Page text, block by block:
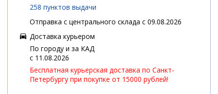
258 пунктов выдачи
Отправка с центрального склада с 09.08.2026
Доставка курьером
По городу и за КАД
c 11.08.2026
Бесплатная курьерская доставка по Санкт-
Петербургу при покупке от 15000 рублей!